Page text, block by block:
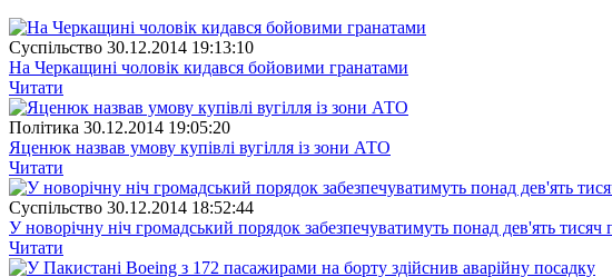
Суспiльство 30.12.2014 19:13:10
На Черкащині чоловік кидався бойовими гранатами
Читати
Полiтика 30.12.2014 19:05:20
Яценюк назвав умову купівлі вугілля із зони АТО
Читати
Суспiльство 30.12.2014 18:52:44
У новорічну ніч громадський порядок забезпечуватимуть понад дев'ять тисяч
Читати